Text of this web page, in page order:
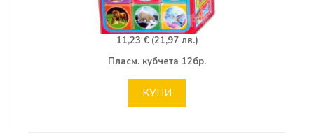
11,23 € (21,97 лв.)
Пласм. кубчета 12бр.
КУПИ